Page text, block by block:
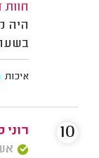
היה
איכות
רוני
10